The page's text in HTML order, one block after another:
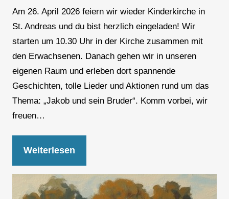
Am 26. April 2026 feiern wir wieder Kinderkirche in
St. Andreas und du bist herzlich eingeladen! Wir
starten um 10.30 Uhr in der Kirche zusammen mit
den Erwachsenen. Danach gehen wir in unseren
eigenen Raum und erleben dort spannende
Geschichten, tolle Lieder und Aktionen rund um das
Thema: „Jakob und sein Bruder“. Komm vorbei, wir
freuen…
Weiterlesen